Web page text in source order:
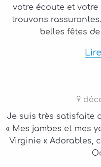
votre écoute et
trouvons
belles fêtes de
9
Je suis très satisfaite
« Mes jambes et mes
Virginie « Adorables,